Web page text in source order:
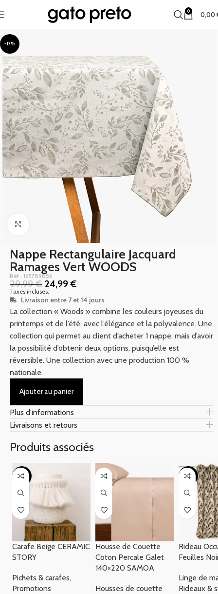
0 0,00
-17%
Click to enlarge
Nappe Rectangulaire Jacquard
Ramages Vert WOODS
Réf : 165789856
29,99€ 24,99€
Taxes incluses.
Livraison entre 7 et 14 jours
La collection « Woods » combine les couleurs joyeuses du
printemps et de l’été, avec l’élégance et la polyvalence. Une
collection qui permet au client d’acheter 1 nappe, mais d’avoir
la possibilité d’obtenir deux options, puisqu’elle est
réversible. Une collection avec une production 100 %
nationale.
Ajouter au panier
Plus d'informations
Livraisons et retours
Produits associés
-58%
Carafe Beige CERAMIC
STORY
Pichets & carafes,
Promotions
Housse de Couette
Coton Percale Galet
140×220 SAMOA
Housses de couette
-44%
Rideau
Feuilles
Linge de
Rideaux &